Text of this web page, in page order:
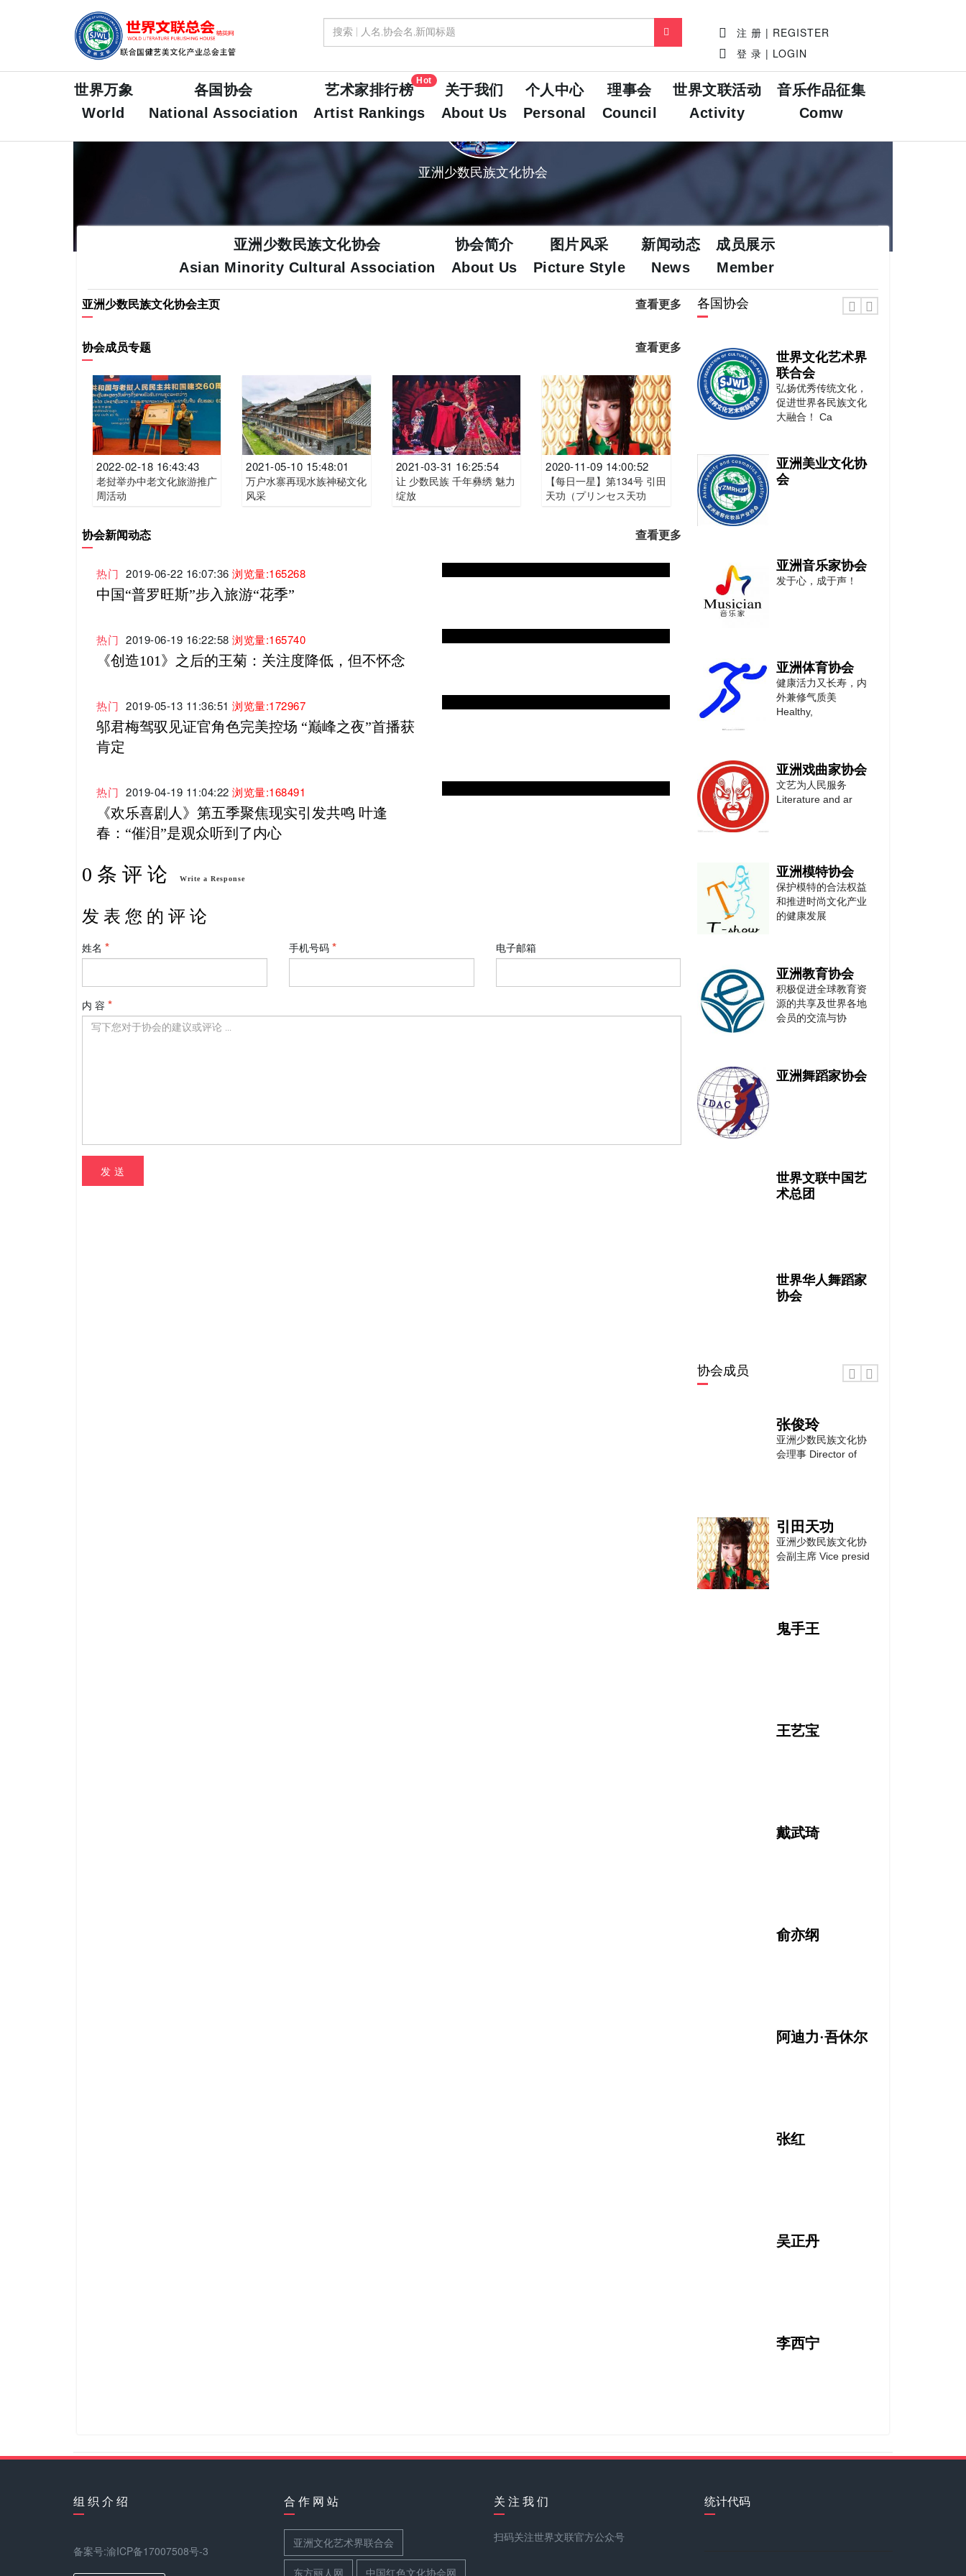
注 册 | REGISTER
登 录 | LOGIN
世界万象
World
各国协会
National Association
艺术家排行榜
Artist Rankings
Hot
关于我们
About Us
个人中心
Personal
理事会
Council
世界文联活动
Activity
音乐作品征集
Comw
各国协会
亚洲少数民族文化协会
亚洲少数民族文化协会
Asian Minority Cultural Association
协会简介
About Us
图片风采
Picture Style
新闻动态
News
成员展示
Member
亚洲少数民族文化协会主页 查看更多
协会成员专题 查看更多
2022-02-18 16:43:43
老挝举办中老文化旅游推广
周活动
2021-05-10 15:48:01
万户水寨再现水族神秘文化
风采
2021-03-31 16:25:54
让 少数民族 千年彝绣 魅力
绽放
2020-11-09 14:00:52
【每日一星】第134号 引田
天功（プリンセス天功
协会新闻动态 查看更多
热门 2019-06-22 16:07:36 浏览量:165268
中国“普罗旺斯”步入旅游“花季”
热门 2019-06-19 16:22:58 浏览量:165740
《创造101》之后的王菊：关注度降低，但不怀念
热门 2019-05-13 11:36:51 浏览量:172967
邬君梅驾驭见证官角色完美控场 “巅峰之夜”首播获
肯定
热门 2019-04-19 11:04:22 浏览量:168491
《欢乐喜剧人》第五季聚焦现实引发共鸣 叶逢
春：“催泪”是观众听到了内心
0 条 评 论 Write a Response
发 表 您 的 评 论
姓名 手机号码 电子邮箱
内 容
发 送
各国协会
世界文化艺术界
联合会
弘扬优秀传统文化，
促进世界各民族文化
大融合！ Ca
亚洲美业文化协
会
亚洲音乐家协会
发于心，成于声！
亚洲体育协会
健康活力又长寿，内
外兼修气质美
Healthy,
亚洲戏曲家协会
文艺为人民服务
Literature and ar
亚洲模特协会
保护模特的合法权益
和推进时尚文化产业
的健康发展
亚洲教育协会
积极促进全球教育资
源的共享及世界各地
会员的交流与协
亚洲舞蹈家协会
世界文联中国艺
术总团
世界华人舞蹈家
协会
协会成员
张俊玲
亚洲少数民族文化协
会理事 Director of
引田天功
亚洲少数民族文化协
会副主席 Vice presid
鬼手王
王艺宝
戴武琦
俞亦纲
阿迪力·吾休尔
张红
吴正丹
李西宁
组 织 介 绍
备案号:渝ICP备17007508号-3
合 作 网 站
亚洲文化艺术界联合会
东方丽人网 中国红色文化协会网
关 注 我 们
扫码关注世界文联官方公众号
统计代码